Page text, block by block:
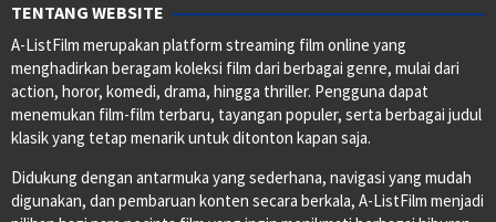
TENTANG WEBSITE
A-ListFilm merupakan platform streaming film online yang
menghadirkan beragam koleksi film dari berbagai genre, mulai dari
action, horor, komedi, drama, hingga thriller. Pengguna dapat
menemukan film-film terbaru, tayangan populer, serta berbagai judul
klasik yang tetap menarik untuk ditonton kapan saja.
Didukung dengan antarmuka yang sederhana, navigasi yang mudah
digunakan, dan pembaruan konten secara berkala, A-ListFilm menjadi